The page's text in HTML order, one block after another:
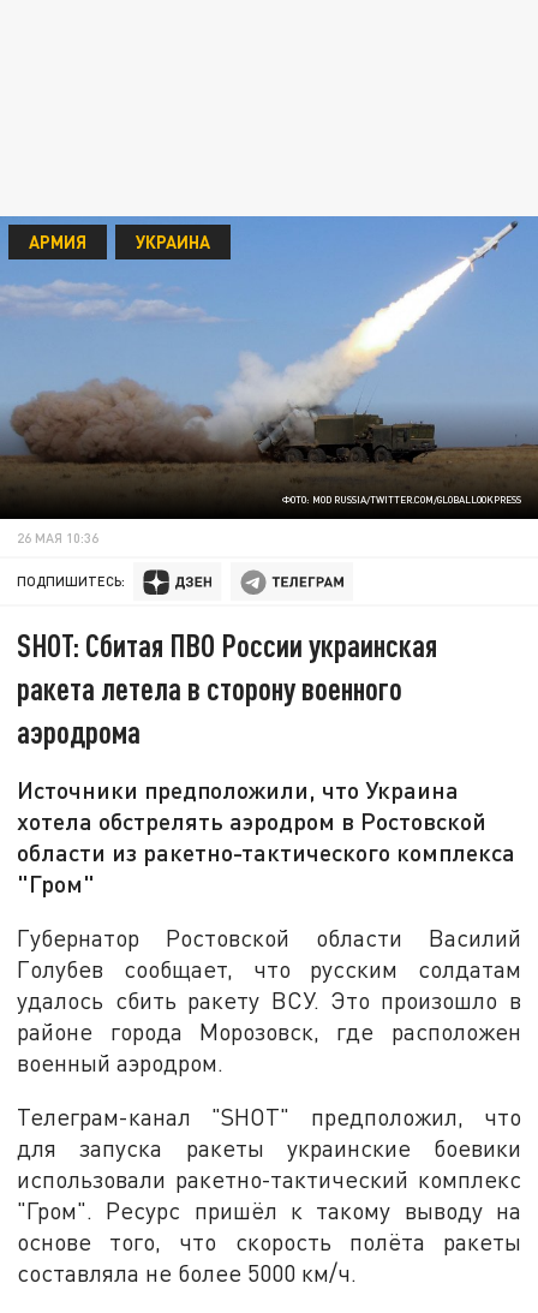
ФОТО: MOD RUSSIA/TWITTER.COM/GLOBALLOOKPRESS
АРМИЯ УКРАИНА
26 МАЯ 10:36
ПОДПИШИТЕСЬ:
SHOT: Сбитая ПВО России украинская
ракета летела в сторону военного
аэродрома
Источники предположили, что Украина
хотела обстрелять аэродром в Ростовской
области из ракетно-тактического комплекса
"Гром"
Губернатор Ростовской области Василий
Голубев сообщает, что русским солдатам
удалось сбить ракету ВСУ. Это произошло в
районе города Морозовск, где расположен
военный аэродром.
Телеграм-канал "SHOT" предположил, что
для запуска ракеты украинские боевики
использовали ракетно-тактический комплекс
"Гром". Ресурс пришёл к такому выводу на
основе того, что скорость полёта ракеты
составляла не более 5000 км/ч.